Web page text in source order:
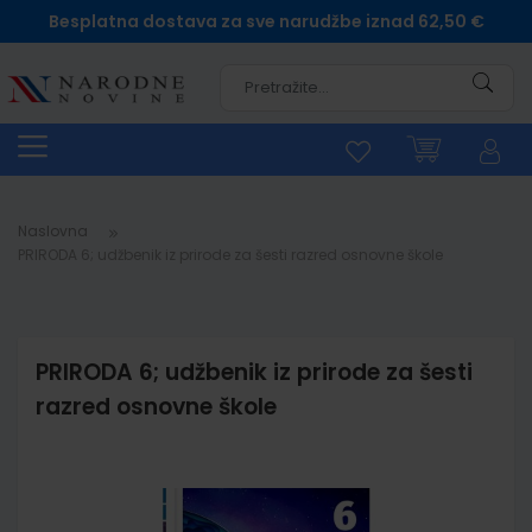
Besplatna dostava za sve narudžbe iznad 62,50 €
Naslovna
PRIRODA 6; udžbenik iz prirode za šesti
razred osnovne škole